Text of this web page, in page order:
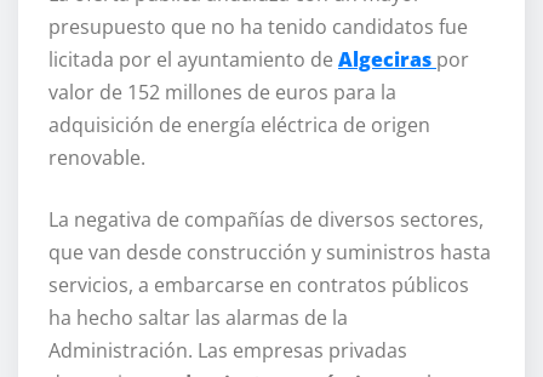
presupuesto que no ha tenido candidatos fue
licitada por el ayuntamiento de Algeciras por
valor de 152 millones de euros para la
adquisición de energía eléctrica de origen
renovable.
La negativa de compañías de diversos sectores,
que van desde construcción y suministros hasta
servicios, a embarcarse en contratos públicos
ha hecho saltar las alarmas de la
Administración. Las empresas privadas